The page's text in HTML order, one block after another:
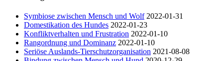
Symbiose zwischen Mensch und Wolf 2022-01-31
Domestikation des Hundes 2022-01-23
Konfliktverhalten und Frustration 2022-01-10
Rangordnung und Dominanz 2022-01-10
Seriöse Auslands-Tierschutzorganisation 2021-08-08